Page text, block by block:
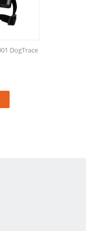
DogTrace